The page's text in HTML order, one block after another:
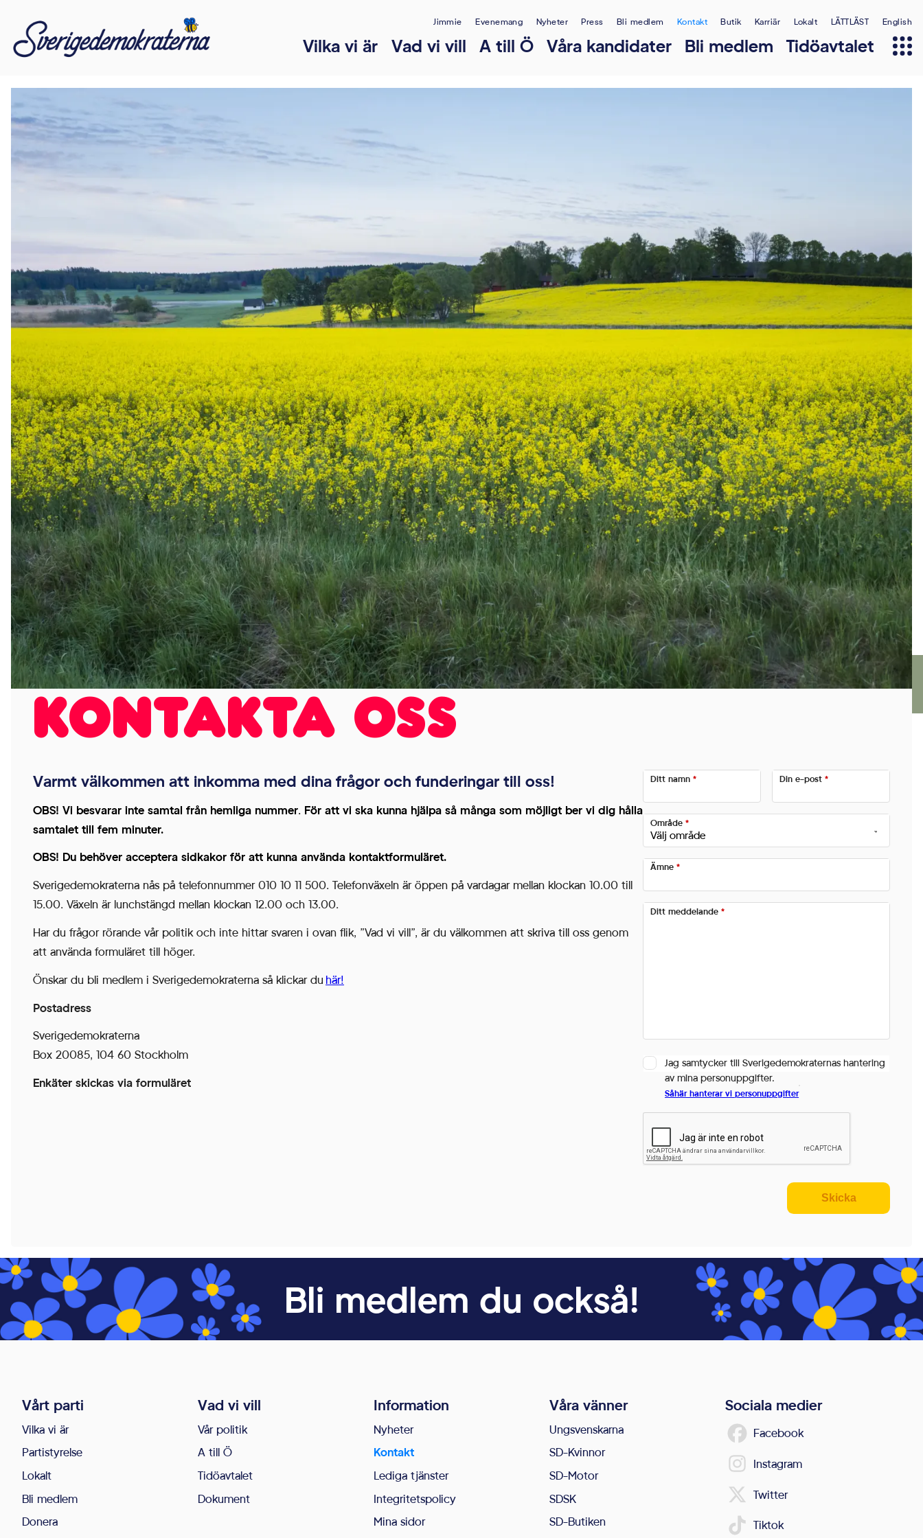
Jimmie Evenemang Nyheter Press Bli medlem Kontakt Butik Karriär Lokalt LÄTTLÄST English
Vilka vi är Vad vi vill A till Ö Våra kandidater Bli medlem Tidöavtalet
Kontakta oss
Varmt välkommen att inkomma med dina frågor och funderingar till oss!
OBS! Vi besvarar inte samtal från hemliga nummer. För att vi ska kunna hjälpa så många som möjligt ber vi dig hålla
samtalet till fem minuter.
OBS! Du behöver acceptera sidkakor för att kunna använda kontaktformuläret.
Sverigedemokraterna nås på telefonnummer 010 10 11 500. Telefonväxeln är öppen på vardagar mellan klockan 10.00 till
15.00. Växeln är lunchstängd mellan klockan 12.00 och 13.00.
Har du frågor rörande vår politik och inte hittar svaren i ovan flik, ”Vad vi vill”, är du välkommen att skriva till oss genom
att använda formuläret till höger.
Önskar du bli medlem i Sverigedemokraterna så klickar du här!
Postadress
Sverigedemokraterna
Box 20085, 104 60 Stockholm
Enkäter skickas via formuläret
Ditt namn * Din e-post *
Område *
Ämne *
Ditt meddelande *
Jag samtycker till Sverigedemokraternas hantering
av mina personuppgifter.
Såhär hanterar vi personuppgifter
Bli medlem du också!
Vårt parti
Vilka vi är
Partistyrelse
Lokalt
Bli medlem
Donera
Vad vi vill
Vår politik
A till Ö
Tidöavtalet
Dokument
Information
Nyheter
Kontakt
Lediga tjänster
Integritetspolicy
Mina sidor
Våra vänner
Ungsvenskarna
SD-Kvinnor
SD-Motor
SDSK
SD-Butiken
Sociala medier
Facebook
Instagram
Twitter
Tiktok
Nödvändiga
Nödvändiga
cookies låter
dig använda
webbplatsen
genom att
aktivera
grundläggande
funktioner,
såsom
sidnavigering
och åtkomst till
på
Webbplatsen
fungerar inte
korrekt utan
Cookies för
statistik hjälper
en
att förstå hur
besökare
interagerar med
genom att
webbplats
ska prestera
så bra som
möjligt under
ditt besök.
kommer viss
funktionalitet
att försvinna